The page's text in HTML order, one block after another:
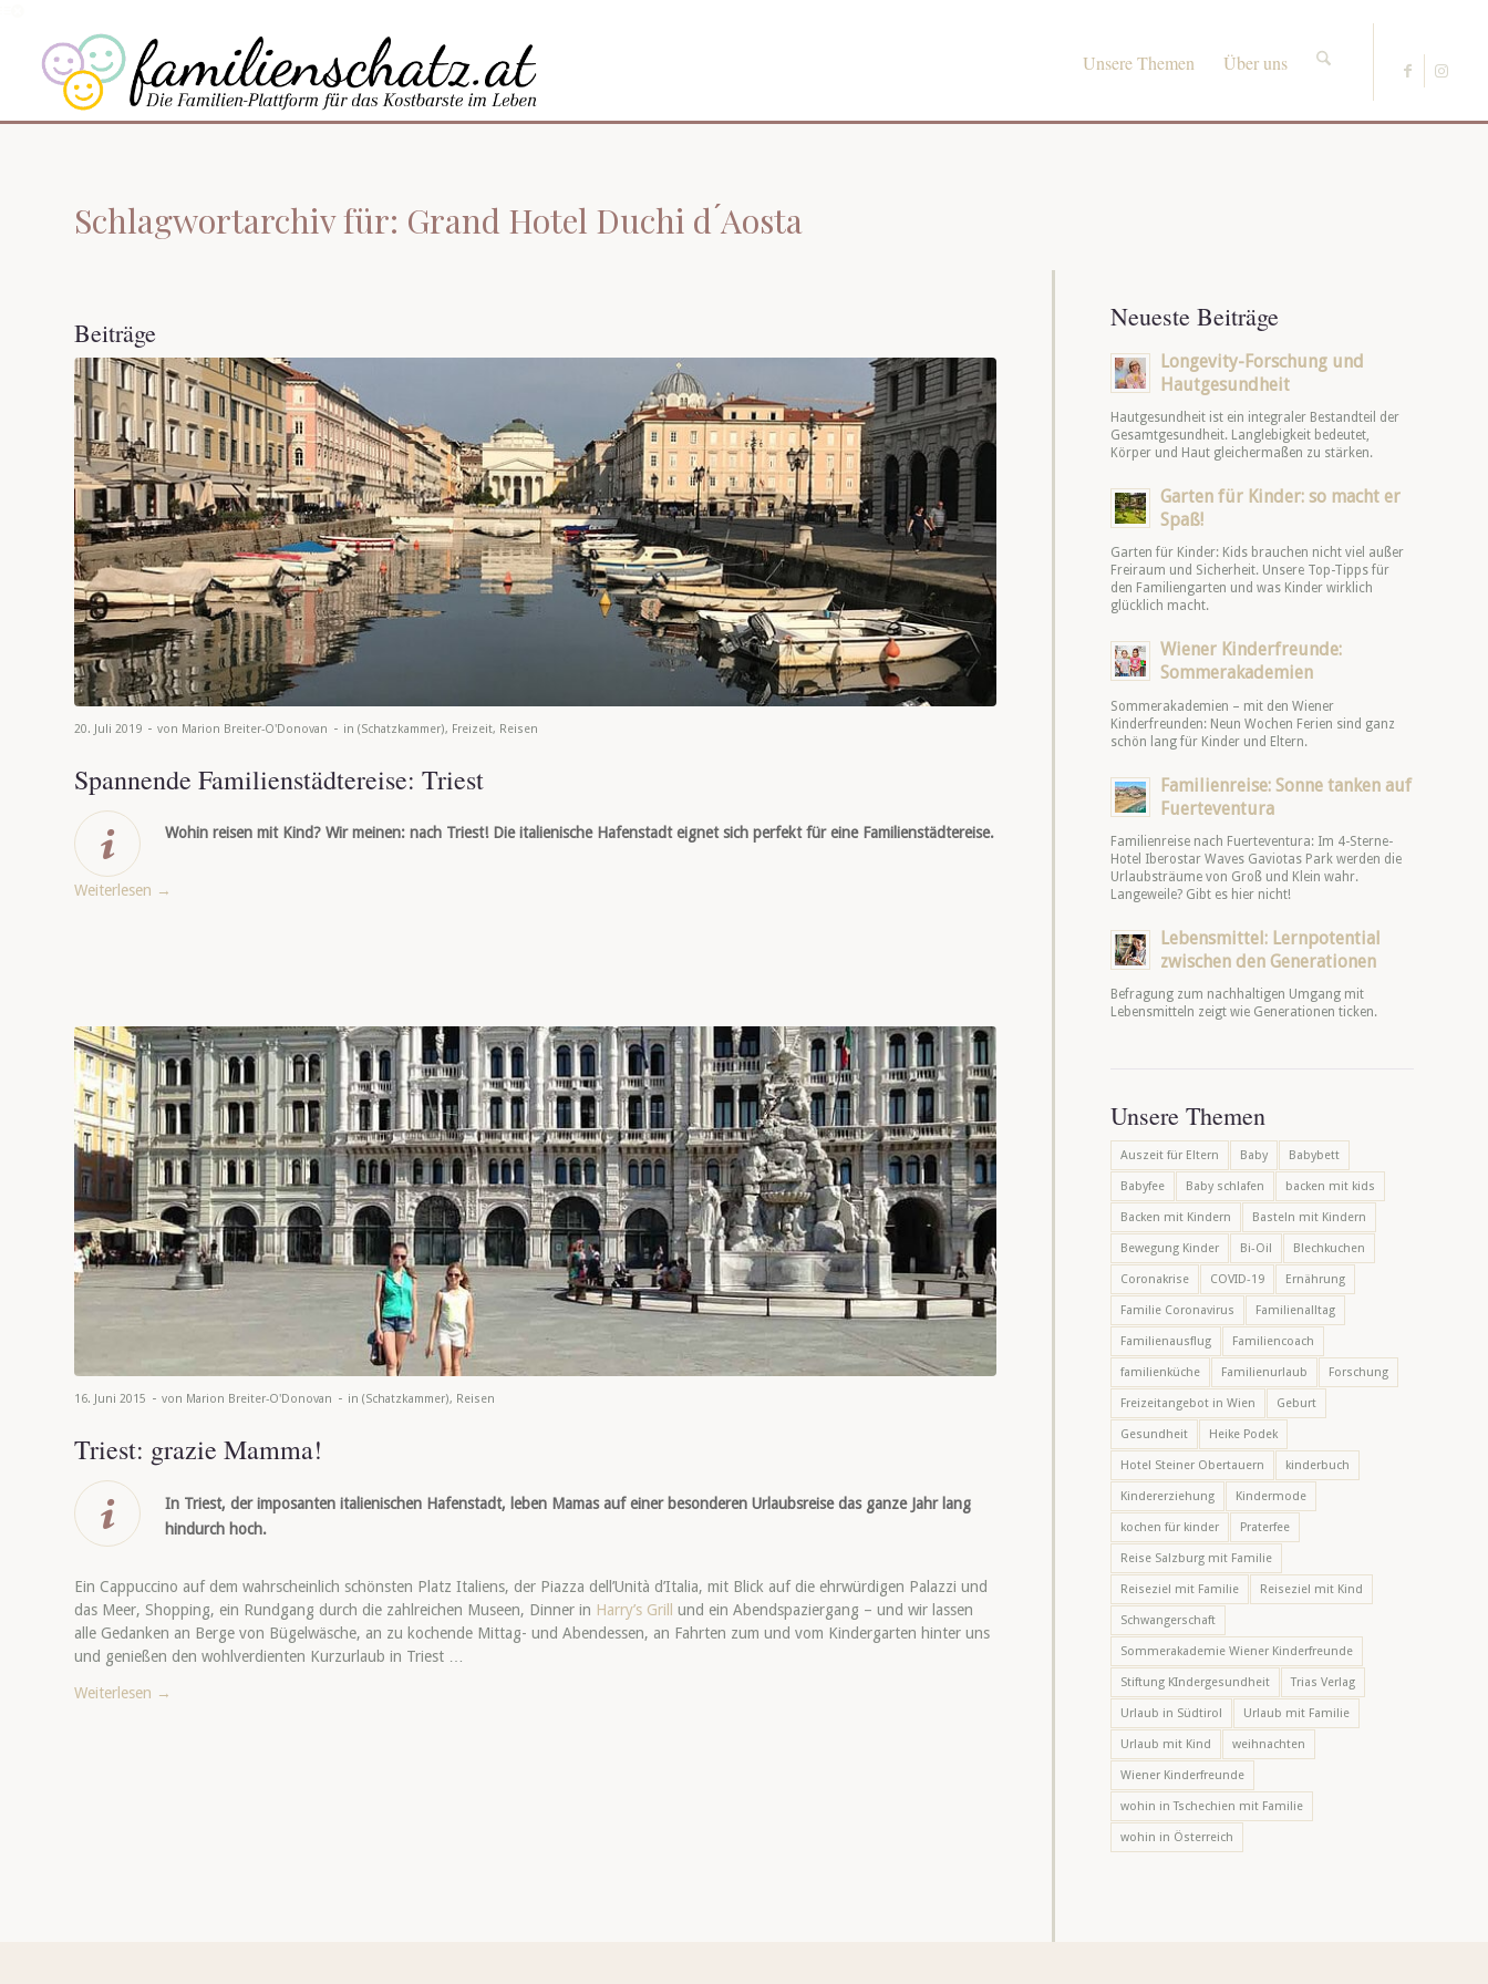
Unsere Themen Über uns
Schlagwortarchiv für: Grand Hotel Duchi d ́Aosta
Beiträge
20. Juli 2019 - von Marion Breiter-O'Donovan - in (Schatzkammer), Freizeit, Reisen
Spannende Familienstädtereise: Triest
Wohin reisen mit Kind? Wir meinen: nach Triest! Die italienische Hafenstadt eignet sich perfekt für eine Familienstädtereise.
Weiterlesen →
16. Juni 2015 - von Marion Breiter-O'Donovan - in (Schatzkammer), Reisen
Triest: grazie Mamma!
In Triest, der imposanten italienischen Hafenstadt, leben Mamas auf einer besonderen Urlaubsreise das ganze Jahr lang
hindurch hoch.
Ein Cappuccino auf dem wahrscheinlich schönsten Platz Italiens, der Piazza dell’Unità d’Italia, mit Blick auf die ehrwürdigen Palazzi und
das Meer, Shopping, ein Rundgang durch die zahlreichen Museen, Dinner in Harry’s Grill
und ein Abendspaziergang – und wir lassen
alle Gedanken an Berge von Bügelwäsche, an zu kochende Mittag- und Abendessen, an Fahrten zum und vom Kindergarten hinter uns
und genießen den wohlverdienten Kurzurlaub in Triest …
Weiterlesen →
Neueste Beiträge
Longevity-Forschung und
Hautgesundheit
Hautgesundheit ist ein integraler Bestandteil der
Gesamtgesundheit. Langlebigkeit bedeutet,
Körper und Haut gleichermaßen zu stärken.
Garten für Kinder: so macht er
Spaß!
Garten für Kinder: Kids brauchen nicht viel außer
Freiraum und Sicherheit. Unsere Top-Tipps für
den Familiengarten und was Kinder wirklich
glücklich macht.
Wiener Kinderfreunde:
Sommerakademien
Sommerakademien – mit den Wiener
Kinderfreunden: Neun Wochen Ferien sind ganz
schön lang für Kinder und Eltern.
Familienreise: Sonne tanken auf
Fuerteventura
Familienreise nach Fuerteventura: Im 4-Sterne-
Hotel Iberostar Waves Gaviotas Park werden die
Urlaubsträume von Groß und Klein wahr.
Langeweile? Gibt es hier nicht!
Lebensmittel: Lernpotential
zwischen den Generationen
Befragung zum nachhaltigen Umgang mit
Lebensmitteln zeigt wie Generationen ticken.
Unsere Themen
Auszeit für Eltern Baby Babybett
Babyfee Baby schlafen backen mit kids
Backen mit Kindern Basteln mit Kindern
Bewegung Kinder Bi-Oil Blechkuchen
Coronakrise COVID-19 Ernährung
Familie Coronavirus Familienalltag
Familienausflug Familiencoach
familienküche Familienurlaub Forschung
Freizeitangebot in Wien Geburt
Gesundheit Heike Podek
Hotel Steiner Obertauern kinderbuch
Kindererziehung Kindermode
kochen für kinder Praterfee
Reise Salzburg mit Familie
Reiseziel mit Familie Reiseziel mit Kind
Schwangerschaft
Sommerakademie Wiener Kinderfreunde
Stiftung KIndergesundheit Trias Verlag
Urlaub in Südtirol Urlaub mit Familie
Urlaub mit Kind weihnachten
Wiener Kinderfreunde
wohin in Tschechien mit Familie
wohin in Österreich